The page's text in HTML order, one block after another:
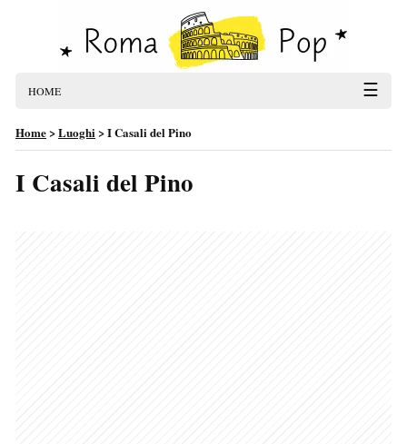
HOME ☰
Home>Luoghi>I Casali del Pino
I Casali del Pino